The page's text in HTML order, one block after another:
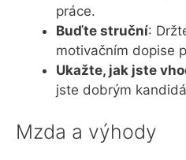
práce.
Buďte struční:
motivačním dopise
Ukažte, jak jste
jste dobrým
Mzda a výhody